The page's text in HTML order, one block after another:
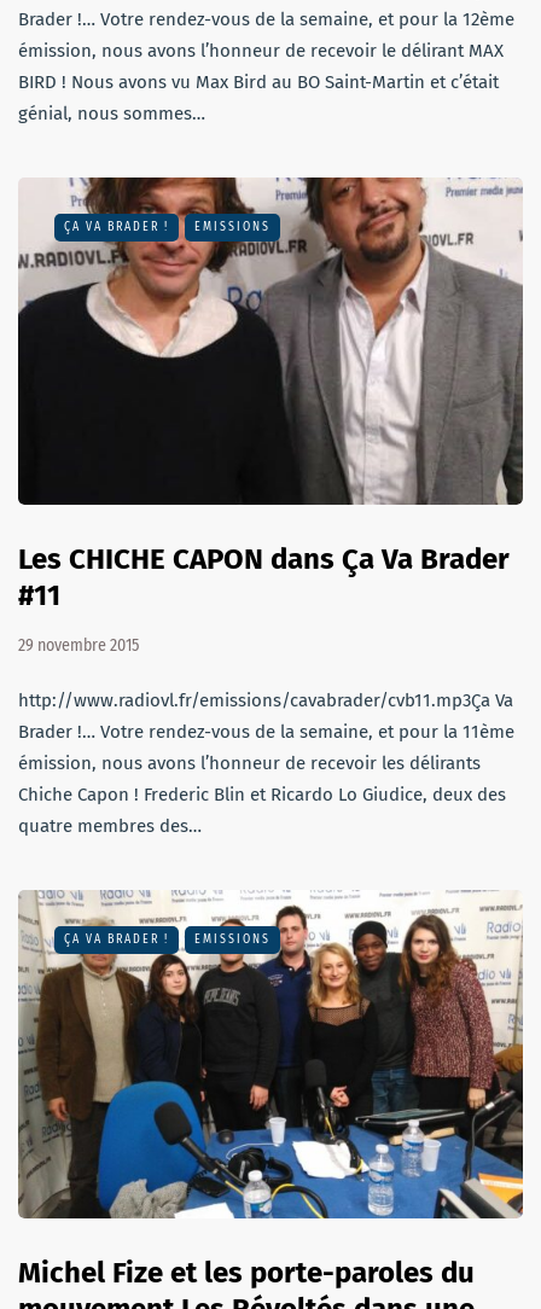
Brader !… Votre rendez-vous de la semaine, et pour la 12ème
émission, nous avons l’honneur de recevoir le délirant MAX
BIRD ! Nous avons vu Max Bird au BO Saint-Martin et c’était
génial, nous sommes…
ÇA VA BRADER ! EMISSIONS
Les CHICHE CAPON dans Ça Va Brader
#11
29 novembre 2015
http://www.radiovl.fr/emissions/cavabrader/cvb11.mp3Ça Va
Brader !… Votre rendez-vous de la semaine, et pour la 11ème
émission, nous avons l’honneur de recevoir les délirants
Chiche Capon ! Frederic Blin et Ricardo Lo Giudice, deux des
quatre membres des…
ÇA VA BRADER ! EMISSIONS
Michel Fize et les porte-paroles du